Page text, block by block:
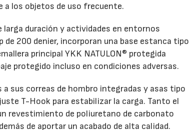
a los objetos de uso frecuente.
duración y actividades en entornos
de 200 denier, incorporan una base estanca tipo
principal YKK NATULON® protegida
protegido incluso en condiciones adversas.
sus correas de hombro integradas y asas tipo
T-Hook para estabilizar la carga. Tanto el
revestimiento de poliuretano de carbonato
de aportar un acabado de alta calidad.